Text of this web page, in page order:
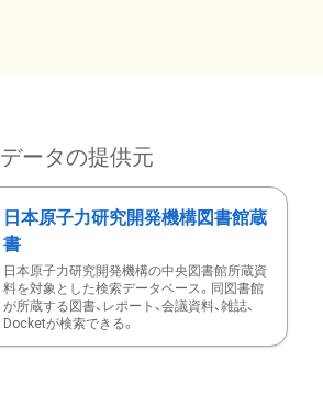
データの提供元
日本原子力研究開発機構図書館蔵
書
日本原子力研究開発機構の中央図書館所蔵資
料を対象とした検索データベース。同図書館
が所蔵する図書、レポート、会議資料、雑誌、
Docketが検索できる。